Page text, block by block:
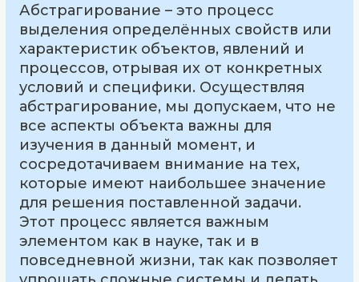
Абстрагирование – это процесс
выделения определённых свойств или
характеристик объектов, явлений и
процессов, отрывая их от конкретных
условий и специфики. Осуществляя
абстрагирование, мы допускаем, что не
все аспекты объекта важны для
изучения в данный момент, и
сосредотачиваем внимание на тех,
которые имеют наибольшее значение
для решения поставленной задачи.
Этот процесс является важным
элементом как в науке, так и в
повседневной жизни, так как позволяет